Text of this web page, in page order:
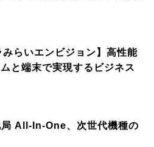
みらいエンビジョン】高性能
と端末で実現するビジネス
局 All-In-One、次世代機種の